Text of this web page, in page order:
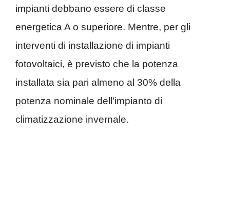
impianti debbano essere di classe
energetica A o superiore. Mentre, per gli
interventi di installazione di impianti
fotovoltaici, è previsto che la potenza
installata sia pari almeno al 30% della
potenza nominale dell’impianto di
climatizzazione invernale.